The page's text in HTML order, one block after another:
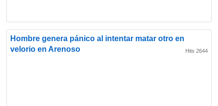
Hombre genera pánico al intentar matar otro en
velorio en Arenoso
Hits 2644